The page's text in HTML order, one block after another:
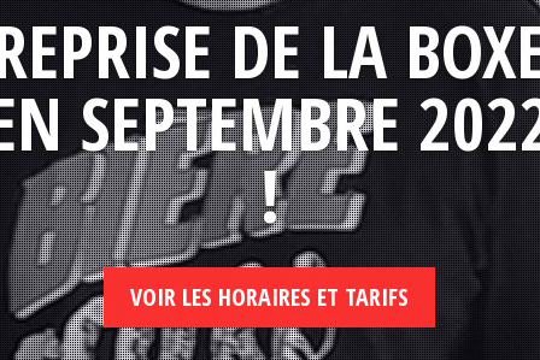
DE LA
SEPTEMBRE
!
VOIR LES HORAIRES ET TARIFS